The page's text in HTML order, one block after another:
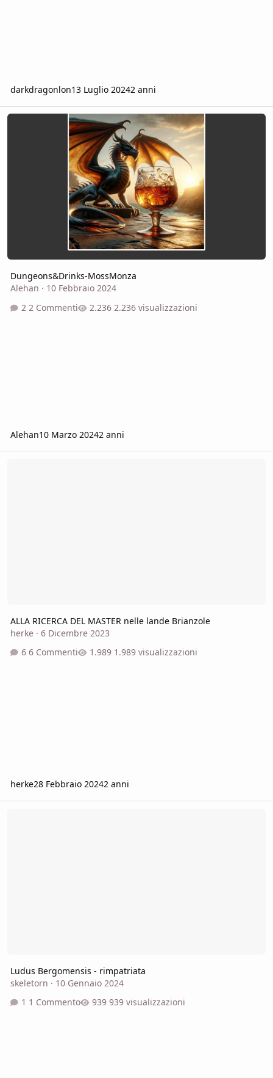
darkdragonlon13 Luglio 20242 anni
Dungeons&Drinks-MossMonza
Dungeons&Drinks-MossMonza
Alehan · 10 Febbraio 2024
2 Commenti
2.236 visualizzazioni
Alehan10 Marzo 20242 anni
ALLA RICERCA DEL MASTER nelle lande Brianzole
herke· 6 Dicembre 2023
6 Commenti
1.989 visualizzazioni
herke28 Febbraio 20242 anni
Ludus Bergomensis - rimpatriata
skeletorn · 10 Gennaio 2024
1 Commento
939 visualizzazioni